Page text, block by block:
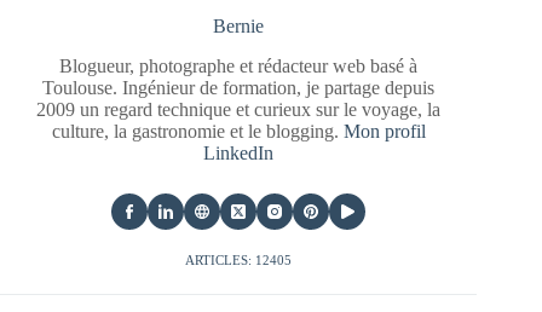
Bernie
Blogueur, photographe et rédacteur web basé à
Toulouse. Ingénieur de formation, je partage depuis
2009 un regard technique et curieux sur le voyage, la
culture, la gastronomie et le blogging. Mon profil
LinkedIn
ARTICLES: 12405